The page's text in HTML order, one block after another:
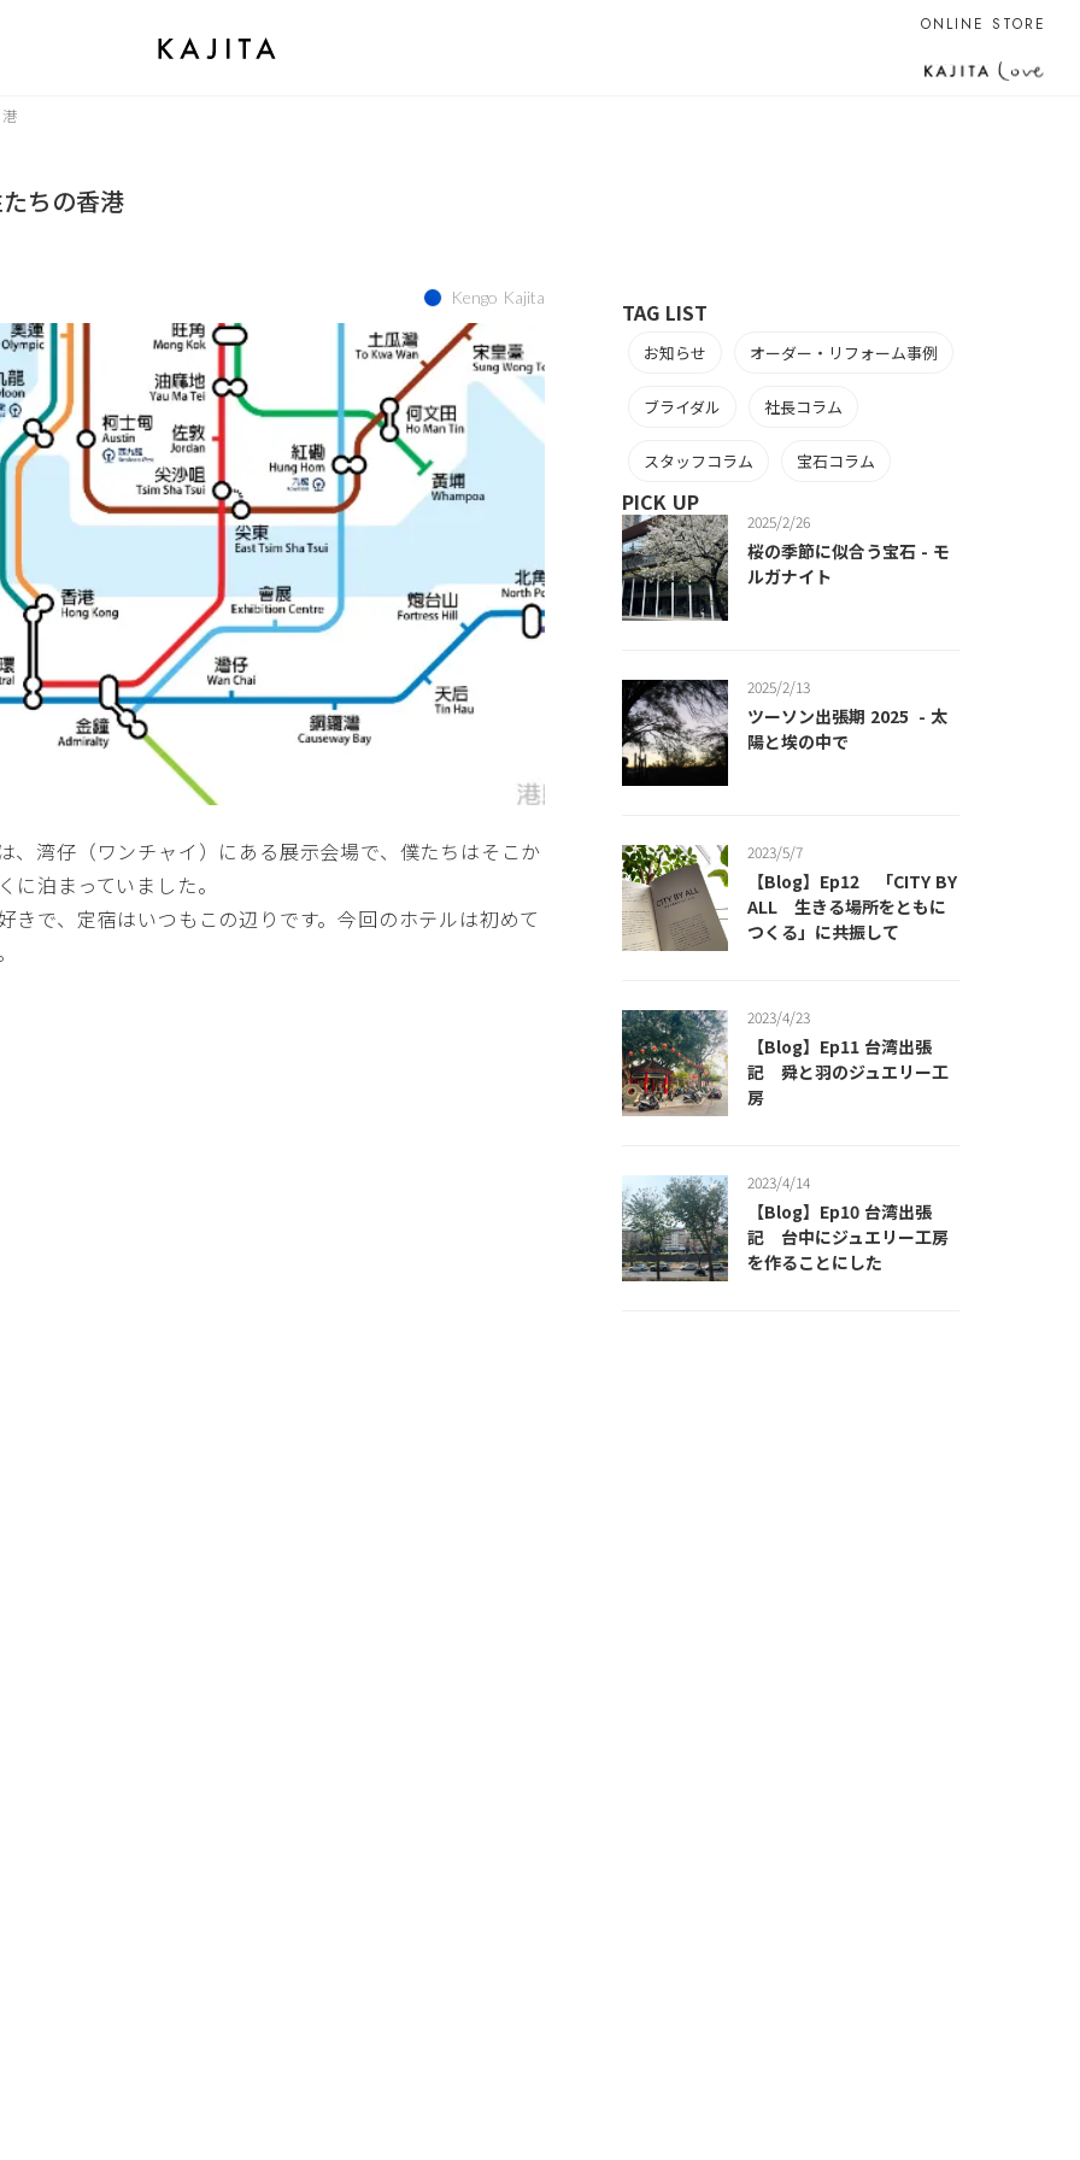
ONLINE STORE
ちの香港
Kengo Kajita
、湾仔（ワンチャイ）にある展示会場で、僕たちはそこか
泊まっていました。
きで、定宿はいつもこの辺りです。今回のホテルは初めて
TAG LIST
お知らせ オーダー・リフォーム事例
ブライダル 社長コラム
スタッフコラム 宝石コラム
PICK UP
2025/2/26
桜の季節に似合う宝石 - モ
ルガナイト
2025/2/13
ツーソン出張期 2025 - 太
陽と埃の中で
2023/5/7
【Blog】Ep12 「CITY BY
ALL 生きる場所をともに
つくる」に共振して
2023/4/23
【Blog】Ep11 台湾出張
記 舜と羽のジュエリー工
房
2023/4/14
【Blog】Ep10 台湾出張
記 台中にジュエリー工房
を作ることにした